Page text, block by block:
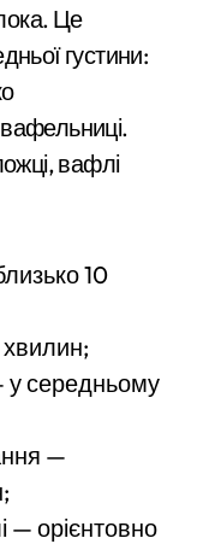
Це
густини:
вафлі
10
хвилин;
у середньому
—
— орієнтовно